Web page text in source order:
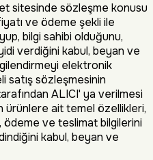
sitesinde sözleşme konusu
ve ödeme şekli ile
bilgi sahibi olduğunu,
verdiğini kabul, beyan ve
elektronik
satış sözleşmesinin
ALICI' ya verilmesi
ürünlere ait temel özellikleri,
ödeme ve teslimat bilgilerini
kabul, beyan ve